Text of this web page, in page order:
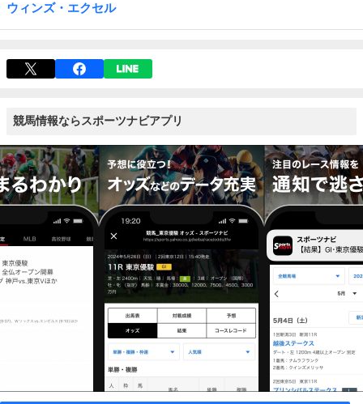
ウィンズ・エクセル
競馬情報ならスポーツナビアプリ